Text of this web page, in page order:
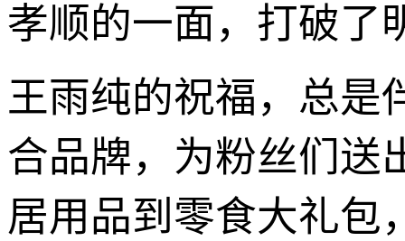
孝顺的一面，打破了
王雨纯的祝福，总是
合品牌，为粉丝们送
居用品到零食大礼包